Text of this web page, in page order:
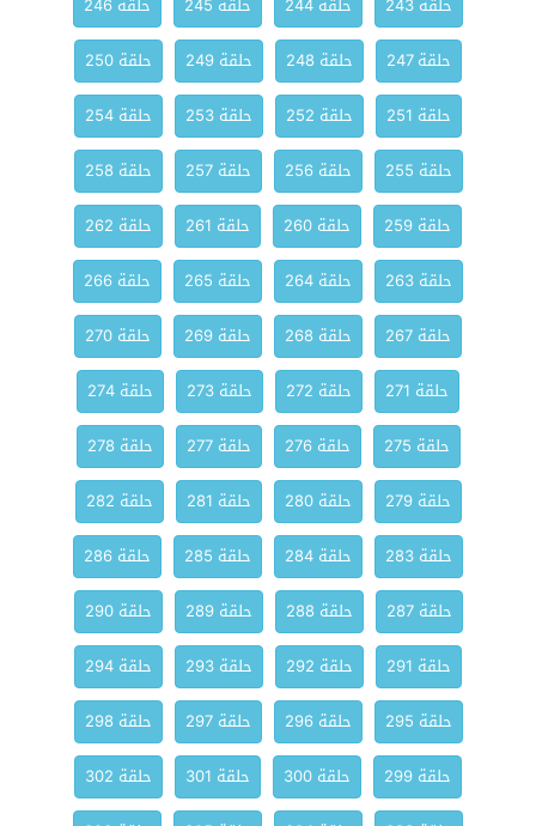
حلقة 247
حلقة 248 حلقة 249
حلقة 250
حلقة 251
حلقة 252 حلقة 253
حلقة 254
حلقة 255
حلقة 256 حلقة 257
حلقة 258
حلقة 259
حلقة 260 حلقة 261
حلقة 262
حلقة 263
حلقة 264 حلقة 265
حلقة 266
حلقة 267
حلقة 268 حلقة 269
حلقة 270
حلقة 271
حلقة 272 حلقة 273
حلقة 274
حلقة 275
حلقة 276 حلقة 277
حلقة 278
حلقة 279
حلقة 280 حلقة 281
حلقة 282
حلقة 283
حلقة 284 حلقة 285
حلقة 286
حلقة 287
حلقة 288 حلقة 289
حلقة 290
حلقة 291
حلقة 292 حلقة 293
حلقة 294
حلقة 295
حلقة 296 حلقة 297
حلقة 298
حلقة 299
حلقة 300 حلقة 301
حلقة 302